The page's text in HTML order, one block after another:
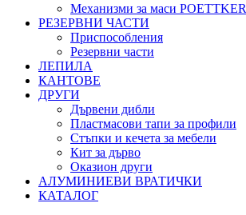
Механизми за маси POETTKER
РЕЗЕРВНИ ЧАСТИ
Приспособления
Резервни части
ЛЕПИЛА
КАНТОВЕ
ДРУГИ
Дървени дибли
Пластмасови тапи за профили
Стъпки и кечета за мебели
Кит за дърво
Оказион други
АЛУМИНИЕВИ ВРАТИЧКИ
КАТАЛОГ